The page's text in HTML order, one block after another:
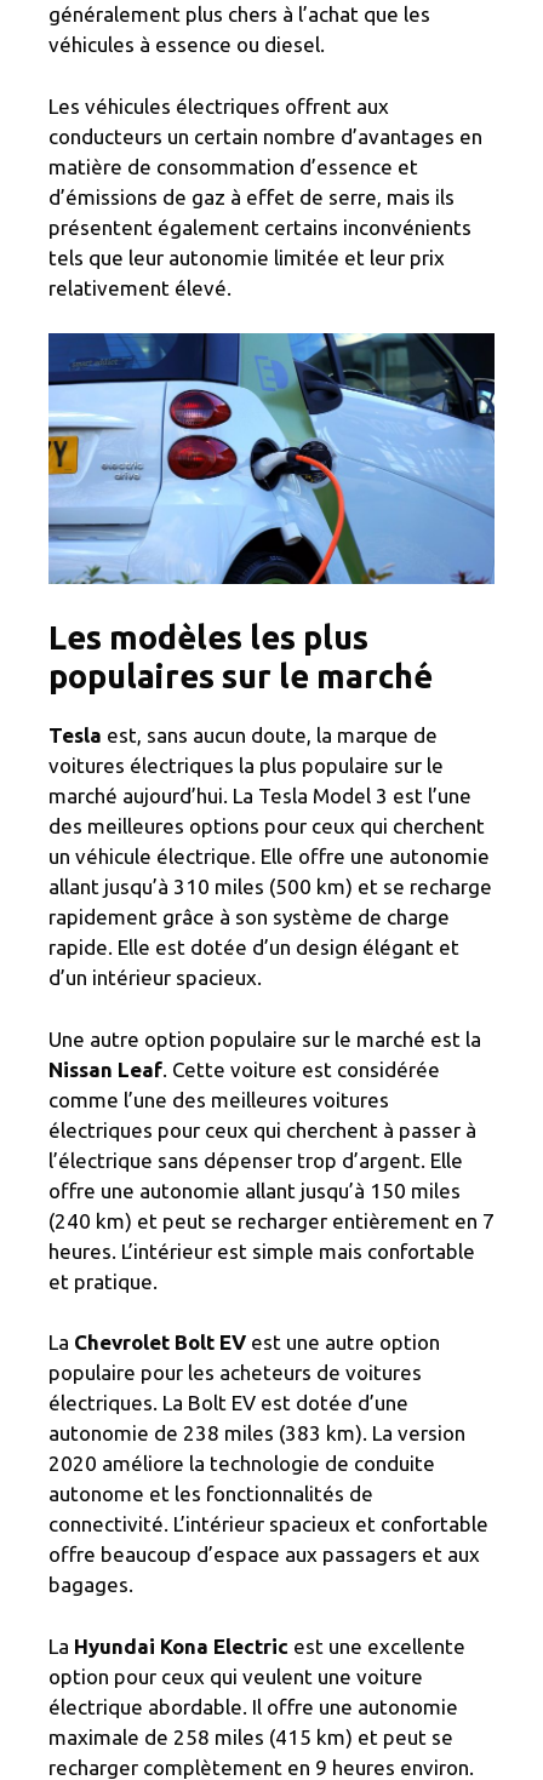
généralement plus chers à l’achat que les
véhicules à essence ou diesel.
Les véhicules électriques offrent aux
conducteurs un certain nombre d’avantages en
matière de consommation d’essence et
d’émissions de gaz à effet de serre, mais ils
présentent également certains inconvénients
tels que leur autonomie limitée et leur prix
relativement élevé.
Les modèles les plus
populaires sur le marché
Tesla est, sans aucun doute, la marque de
voitures électriques la plus populaire sur le
marché aujourd’hui. La Tesla Model 3 est l’une
des meilleures options pour ceux qui cherchent
un véhicule électrique. Elle offre une autonomie
allant jusqu’à 310 miles (500 km) et se recharge
rapidement grâce à son système de charge
rapide. Elle est dotée d’un design élégant et
d’un intérieur spacieux.
Une autre option populaire sur le marché est la
Nissan Leaf. Cette voiture est considérée
comme l’une des meilleures voitures
électriques pour ceux qui cherchent à passer à
l’électrique sans dépenser trop d’argent. Elle
offre une autonomie allant jusqu’à 150 miles
(240 km) et peut se recharger entièrement en 7
heures. L’intérieur est simple mais confortable
et pratique.
La Chevrolet Bolt EV est une autre option
populaire pour les acheteurs de voitures
électriques. La Bolt EV est dotée d’une
autonomie de 238 miles (383 km). La version
2020 améliore la technologie de conduite
autonome et les fonctionnalités de
connectivité. L’intérieur spacieux et confortable
offre beaucoup d’espace aux passagers et aux
bagages.
La Hyundai Kona Electric est une excellente
option pour ceux qui veulent une voiture
électrique abordable. Il offre une autonomie
maximale de 258 miles (415 km) et peut se
recharger complètement en 9 heures environ.